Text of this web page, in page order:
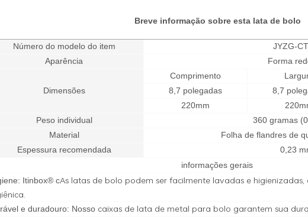
Breve informação sobre esta lata de bolo
Número do modelo do item
JYZG-
Aparência
Forma
Dimensões
Comprimento
8,7 polegadas
8,7
220mm
Peso individual
360 gramas
Material
Folha de flandres de
Espessura recomendada
0,23
informações gerais
Itinbox® cAs latas de bolo podem ser facilmente lavadas e
e duradouro: Nosso caixas de lata de metal para bolo garantem sua